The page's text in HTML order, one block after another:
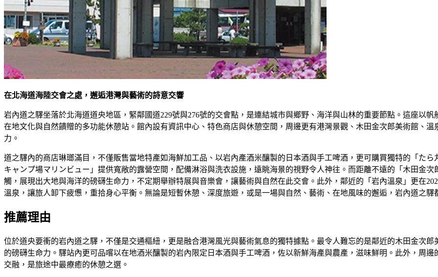
在北海道海陸交會之處，邂逅港灣與藝術的詩意交響
岩內道之驛坐落於北海道道央地區，緊鄰國道229號與276號的交會點，是連結城市與鄉野、海洋與山林的重要節點。這座以
在地文化與自然饋贈的多功能休憩站。館內設有資訊中心、特色商店與休憩空間，周邊更有港灣景觀、木田金次郎美術館、
力。
道之驛內的商店琳瑯滿目，不僅販售當地特產如海鮮加工品、以岩內產酒米釀製的日本酒與手工啤酒，更可購買獨特的「た
キャンプ場マリンビュー」提供寬敞的露營空間，配備淋浴與洗衣設施，遠眺海景的視野令人神往。而距離不遠的「木田金
觸，展現出大地與海洋的磅礴生命力，不定期舉辦特展與音樂會，讓藝術與自然在此交會。此外，鄰近的「岩內溫泉」更在
溫泉，讓旅人卸下疲憊，重拾身心平衡。無論是短暫休憩、深度旅遊，或是一場與自然、藝術、在地風味的邂逅，岩內道之驛
推薦理由
位於道央要衝的岩內道之驛，不僅是交通樞紐，更是融合港灣風光與藝術氣息的獨特據點。最令人難忘的是鄰近的木田金次
的磅礴生命力。驛站內更可品嚐以在地酒米釀製的岩內限定日本酒與手工啤酒，佐以新鮮海產與農產，滋味鮮明。此外，周
交融，是旅途中最療癒的休憩之選。